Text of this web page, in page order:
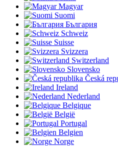
Magyar
Suomi
България
Schweiz
Suisse
Svizzera
Switzerland
Slovensko
Česká
Ireland
Nederland
Belgique
België
Portugal
Belgien
Norge